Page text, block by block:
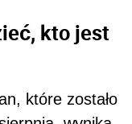
kto jest
które zostało